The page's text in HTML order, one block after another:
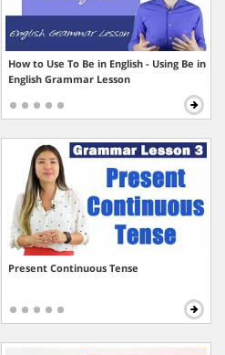
How to Use To Be in English - Using Be in
English Grammar Lesson
Present Continuous Tense